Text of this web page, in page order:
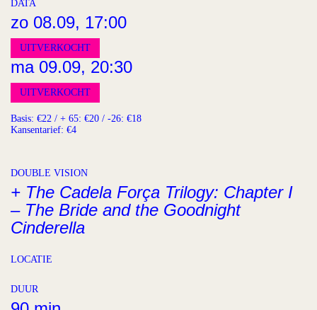
DATA
zo 08.09, 17:00
UITVERKOCHT
ma 09.09, 20:30
UITVERKOCHT
Basis: €22 / + 65: €20 / -26: €18
Kansentarief: €4
DOUBLE VISION
+ The Cadela Força Trilogy: Chapter I
– The Bride and the Goodnight
Cinderella
LOCATIE
DUUR